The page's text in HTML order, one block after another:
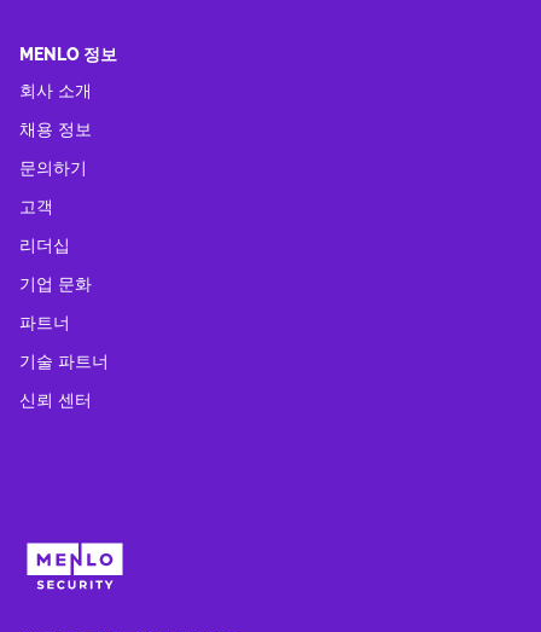
MENLO 정보
회사 소개
채용 정보
문의하기
고객
리더십
기업 문화
파트너
기술 파트너
신뢰 센터